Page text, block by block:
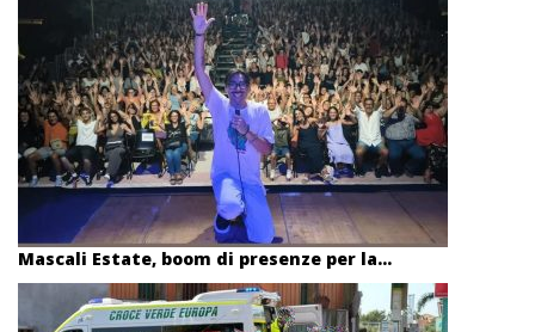
Mascali Estate, boom di presenze per la...